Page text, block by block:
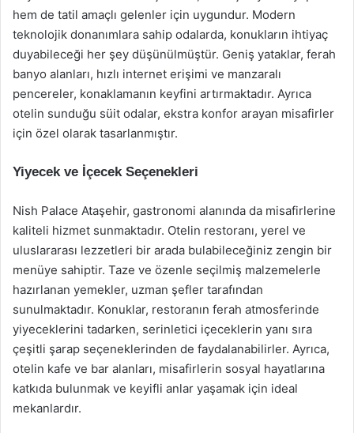
hem de tatil amaçlı gelenler için uygundur. Modern
teknolojik donanımlara sahip odalarda, konukların ihtiyaç
duyabileceği her şey düşünülmüştür. Geniş yataklar, ferah
banyo alanları, hızlı internet erişimi ve manzaralı
pencereler, konaklamanın keyfini artırmaktadır. Ayrıca
otelin sunduğu süit odalar, ekstra konfor arayan misafirler
için özel olarak tasarlanmıştır.
Yiyecek ve İçecek Seçenekleri
Nish Palace Ataşehir, gastronomi alanında da misafirlerine
kaliteli hizmet sunmaktadır. Otelin restoranı, yerel ve
uluslararası lezzetleri bir arada bulabileceğiniz zengin bir
menüye sahiptir. Taze ve özenle seçilmiş malzemelerle
hazırlanan yemekler, uzman şefler tarafından
sunulmaktadır. Konuklar, restoranın ferah atmosferinde
yiyeceklerini tadarken, serinletici içeceklerin yanı sıra
çeşitli şarap seçeneklerinden de faydalanabilirler. Ayrıca,
otelin kafe ve bar alanları, misafirlerin sosyal hayatlarına
katkıda bulunmak ve keyifli anlar yaşamak için ideal
mekanlardır.